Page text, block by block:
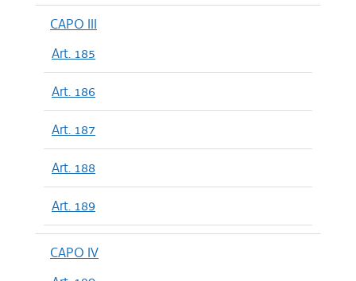
CAPO III
Art. 185
Art. 186
Art. 187
Art. 188
Art. 189
CAPO IV